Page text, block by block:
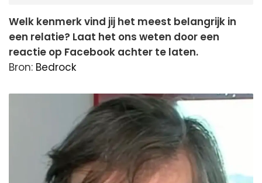
Welk kenmerk vind jij het meest belangrijk in
een relatie? Laat het ons weten door een
reactie op Facebook achter te laten.
Bron: Bedrock